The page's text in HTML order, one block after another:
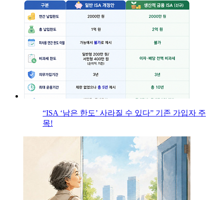
“ISA ‘남은 한도’ 사라질 수 있다” 기존 가입자 주
목!